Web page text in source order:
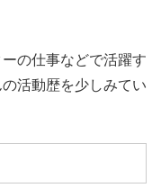
の仕事などで活躍す
の活動歴を少しみてい